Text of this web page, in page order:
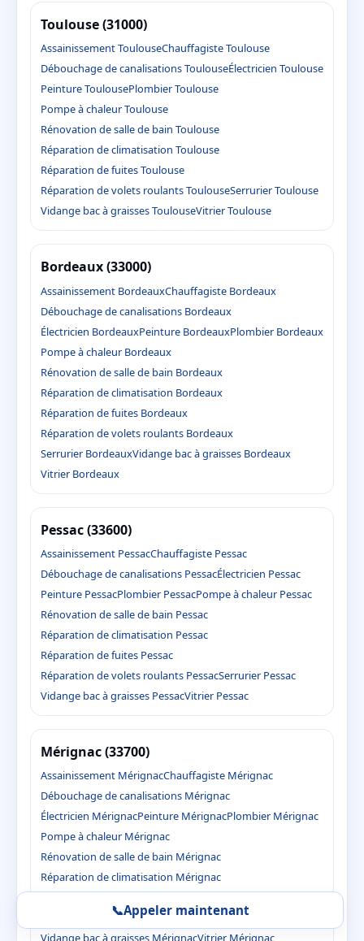
Toulouse (31000)
Assainissement ToulouseChauffagiste Toulouse
Débouchage de canalisations ToulouseÉlectricien Toulouse
Peinture ToulousePlombier Toulouse
Pompe à chaleur Toulouse
Rénovation de salle de bain Toulouse
Réparation de climatisation Toulouse
Réparation de fuites Toulouse
Réparation de volets roulants ToulouseSerrurier Toulouse
Vidange bac à graisses ToulouseVitrier Toulouse
Bordeaux (33000)
Assainissement BordeauxChauffagiste Bordeaux
Débouchage de canalisations Bordeaux
Électricien BordeauxPeinture BordeauxPlombier Bordeaux
Pompe à chaleur Bordeaux
Rénovation de salle de bain Bordeaux
Réparation de climatisation Bordeaux
Réparation de fuites Bordeaux
Réparation de volets roulants Bordeaux
Serrurier BordeauxVidange bac à graisses Bordeaux
Vitrier Bordeaux
Pessac (33600)
Assainissement PessacChauffagiste Pessac
Débouchage de canalisations PessacÉlectricien Pessac
Peinture PessacPlombier PessacPompe à chaleur Pessac
Rénovation de salle de bain Pessac
Réparation de climatisation Pessac
Réparation de fuites Pessac
Réparation de volets roulants PessacSerrurier Pessac
Vidange bac à graisses PessacVitrier Pessac
Mérignac (33700)
Assainissement MérignacChauffagiste Mérignac
Débouchage de canalisations Mérignac
Électricien MérignacPeinture MérignacPlombier Mérignac
Pompe à chaleur Mérignac
Rénovation de salle de bain Mérignac
Réparation de climatisation Mérignac
Réparation de volets roulants MérignacSerrurier Mérignac
Vidange bac à graisses MérignacVitrier Mérignac
📞Appeler maintenant